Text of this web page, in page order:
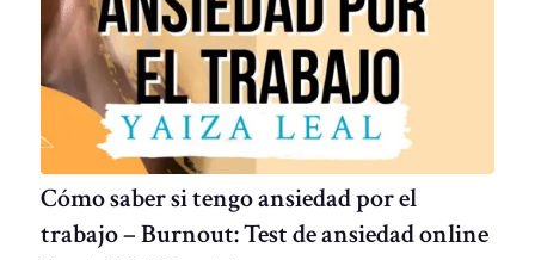
Cómo saber si tengo ansiedad por el
trabajo – Burnout: Test de ansiedad online